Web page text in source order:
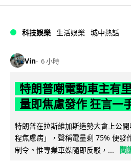
科技娛樂 生活娛樂 城中熱話
Vin 6 小時
特朗普嘲電動車主有
量即焦慮發作 狂言一
特朗普在拉斯維加斯造勢大會上公
程焦慮病」，聲稱電量剩 75% 便發
制令。惟專業車媒隨即反駁，...
閱